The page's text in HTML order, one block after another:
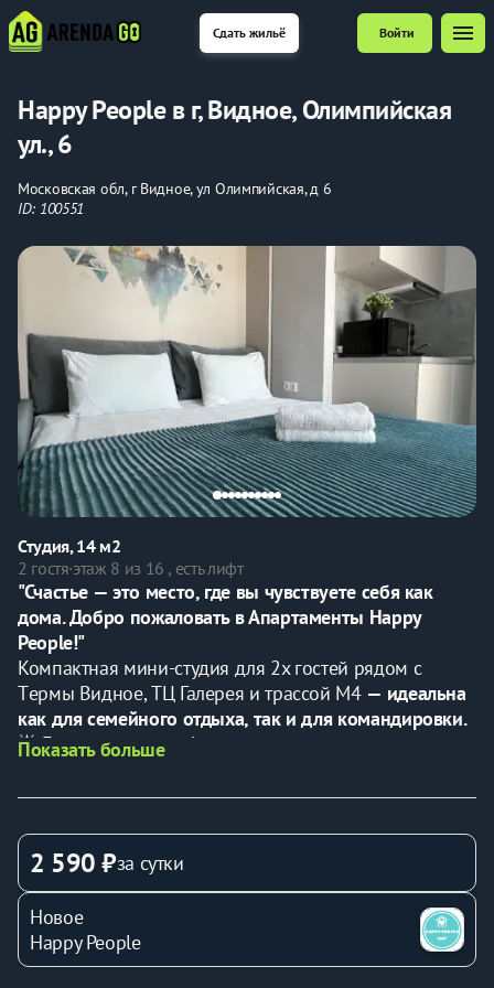
Сдать жильё Войти menu
Happy People в г, Видное, Олимпийская
ул., 6
Московская обл, г Видное, ул Олимпийская, д 6
ID: 100551
Студия, 14 м2
2 гостя·этаж 8 из 16 , есть лифт
"Счастье — это место, где вы чувствуете себя как
дома. Добро пожаловать в Апартаменты Happy
People!"
Компактная мини-студия для 2x гoстей рядом с
Tеpмы Виднoe, ТЦ Галерея и трассoй M4 — идеальна
как для семейного отдыха, так и для командировки.
🌟 Гарантируем комфортное проживание и чистоту.
документы.
✅ В нашем комфортабельном жилье вас ждет:
• Двуспальная кровать с ортопедическим матрасом
превращается в диван для увеличения комфорта в
студии.
• Два комплекта полотенец для каждого гостя
(банное, для рук и лица).
Показать больше
2 590 ₽за сутки
Новое
Happy People